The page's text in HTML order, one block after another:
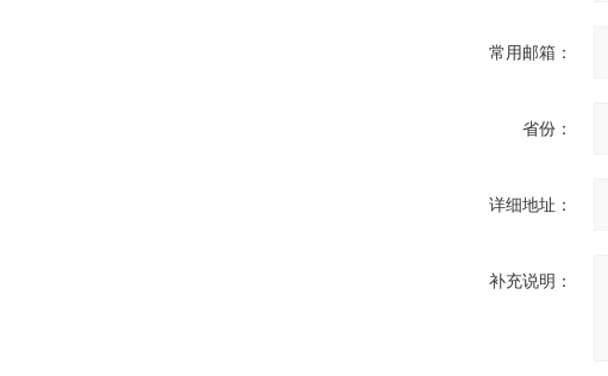
常用邮箱：
省份：
详细地址：
补充说明：